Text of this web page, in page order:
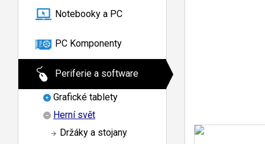
Notebooky a PC
PC Komponenty
Periferie a software
Grafické tablety
Herní svět
Držáky a stojany